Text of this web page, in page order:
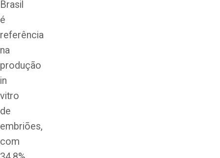
Brasil
é
referência
na
produção
in
vitro
de
embriões,
com